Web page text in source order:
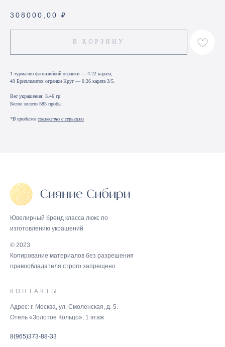
308000,00 ₽
В КОРЗИНУ
1 турмалин фантазийной огранки — 4.22 карата;
49 Бриллиантов огранки Круг — 0.26 карата 3/5.
Вес украшения: 3.46 гр
Белое золото 585 пробы
*В продаже совместно с серьгами
Ювелирный бренд класса люкс по
изготовлению украшений
© 2023
Копирование материалов без разрешения
правообладателя строго запрещено
КОНТАКТЫ
8(965)373-88-33
Адрес: г. Москва, ул. Смоленская, д. 5.
Отель «Золотое Кольцо», 1 этаж